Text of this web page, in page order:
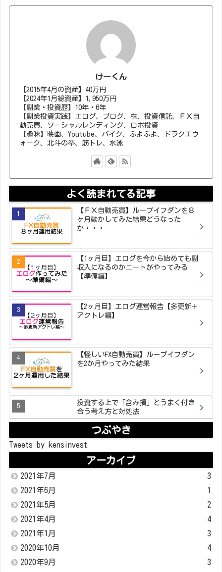
けーくん
【2015年4月の資産】40万円
【2024年1月総資産】1,950万円
【副業・投資歴】10年・6年
【副業投資実践】エログ、ブログ、株、投資信託、ＦＸ自
動売買、ソーシャルレンディング、ロボ投資
【趣味】映画、Youtube、バイク、ぷよぷよ、ドラクエウ
ォーク、北斗の拳、筋トレ、水泳
よく読まれてる記事
【ＦＸ自動売買】ループイフダンを８
ヶ月動かしてみた結果どうなった
か・・・
【1ヶ月目】エログを今から始めても副
収入になるのかニートがやってみる
【準備編】
【2ヶ月目】エログ運営報告【多更新＋
アクトレ編】
【怪しいFX自動売買】ループイフダン
を2か月やってみた結果
投資する上で「含み損」とうまく付き
合う考え方と対処法
つぶやき
Tweets by kensinvest
アーカイブ
2021年7月
3
2021年6月
1
2021年5月
2
2021年4月
4
2021年1月
3
2020年10月
4
2020年9月
3